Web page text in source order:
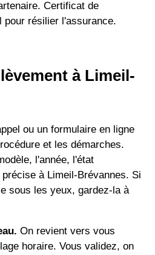
Certificat de
pour résilier l'assurance.
à Limeil-
ou un formulaire en ligne
et les démarches.
l'année, l'état
à Limeil-Brévannes. Si
sous les yeux, gardez-la à
On revient vers vous
horaire. Vous validez, on